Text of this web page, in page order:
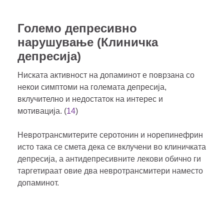
Големо депресивно
нарушување (Клиничка
депресија)
Ниската активност на допаминот е поврзана со
некои симптоми на големата депресија,
вклучително и недостаток на интерес и
мотивација. (14)
Невротрансмитерите серотонин и норепинефрин
исто така се смета дека се вклучени во клиничката
депресија, а антидепресивните лекови обично ги
таргетираат овие два невротрансмитери наместо
допаминот.